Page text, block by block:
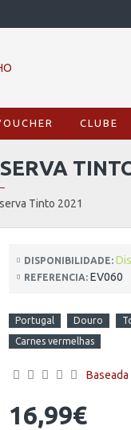
CLUBE
Tinto 2021
DISPONIBILIDADE:
REFERENCIA: EV060
Portugal Douro
Carnes vermelhas
16,99€